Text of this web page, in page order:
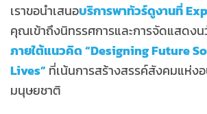
เราขอนำเสนอบริการพาทัวร์ดูงานที่
คุณเข้าถึงนิทรรศการและการจัดแสดง
ภายใต้แนวคิด “Designing Future
Lives”ที่เน้นการสร้างสรรค์สังคมแห่ง
มนุษยชาติ